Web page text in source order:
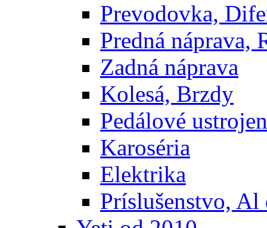
Prevodovka,
Predná náprava,
Zadná náprava
Kolesá, Brzdy
Pedálové
Karoséria
Elektrika
Príslušenstvo, Al